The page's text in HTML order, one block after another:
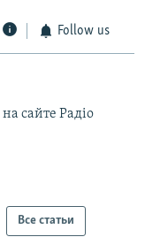
Follow us
на сайте Радіо
Все статьи